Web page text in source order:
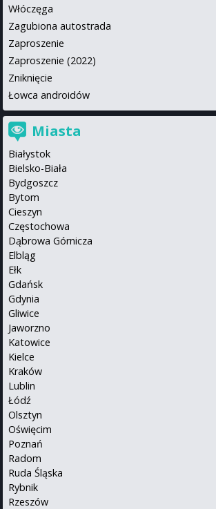
Włóczęga
Zagubiona autostrada
Zaproszenie
Zaproszenie (2022)
Zniknięcie
Łowca androidów
Miasta
Białystok
Bielsko-Biała
Bydgoszcz
Bytom
Cieszyn
Częstochowa
Dąbrowa Górnicza
Elbląg
Ełk
Gdańsk
Gdynia
Gliwice
Jaworzno
Katowice
Kielce
Kraków
Lublin
Łódź
Olsztyn
Oświęcim
Poznań
Radom
Ruda Śląska
Rybnik
Rzeszów